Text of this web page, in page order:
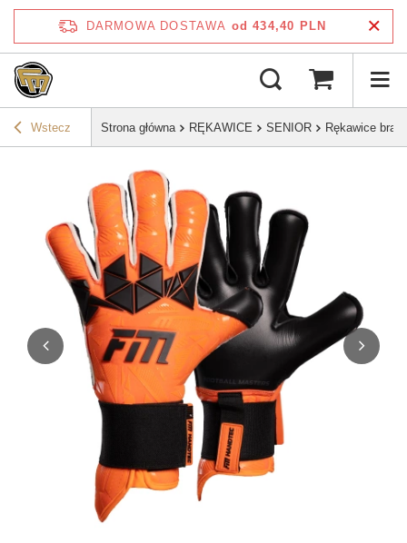
DARMOWA DOSTAWA od 434,40 PLN
Wstecz Strona główna RĘKAWICE SENIOR Rękawice